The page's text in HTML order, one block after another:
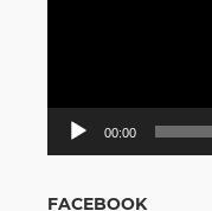
00:00
FACEBOOK